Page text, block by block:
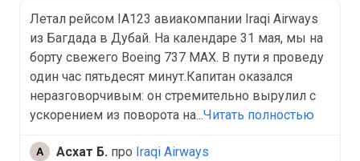
Летал рейсом IA123 авиакомпании Iraqi Airways
из Багдада в Дубай. На календаре 31 мая, мы на
борту свежего Boeing 737 MAX. В пути я проведу
один час пятьдесят минут.Капитан оказался
неразговорчивым: он стремительно вырулил с
ускорением из поворота на...Читать полностью
Асхат Б. про Iraqi Airways